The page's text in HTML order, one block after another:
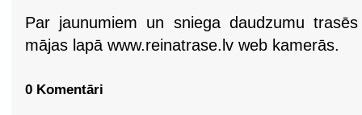
Par jaunumiem un sniega daudzumu
mājas lapā www.reinatrase.lv web kamerās.
0 Komentāri